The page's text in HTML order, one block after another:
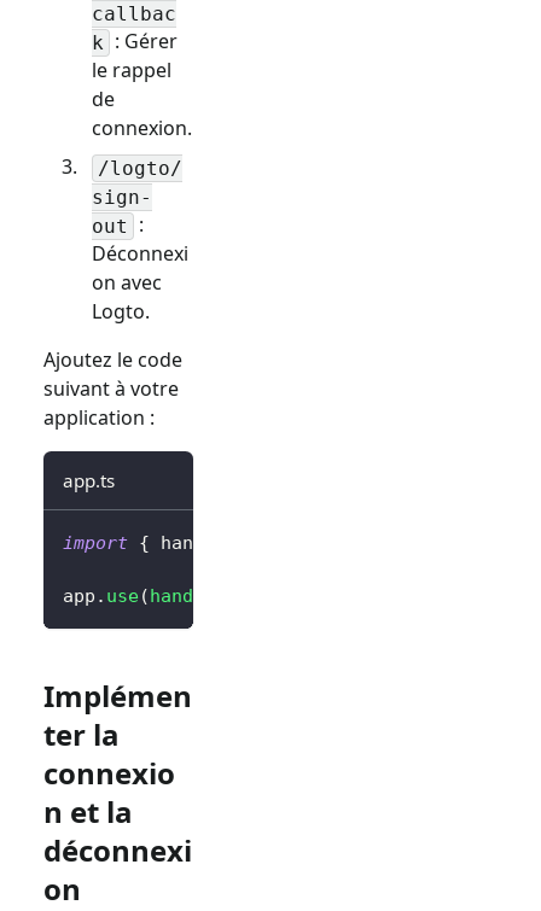
callbac
k : Gérer
le rappel
de
connexion.
/logto/
sign-
out
:
Déconnexi
on avec
Logto.
Ajoutez le code
suivant à votre
application :
app.ts
import { handleAuthRoutes
app . use(handleAuthRoutes
Implémen
ter la
connexio
n et la
déconnexi
on